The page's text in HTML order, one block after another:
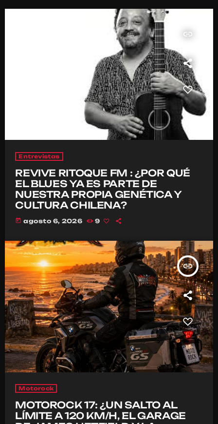
insert_link
Entrevistas
REVIVE RITOQUE FM : ¿POR QUÉ
EL BLUES YA ES PARTE DE
NUESTRA PROPIA GENÉTICA Y
CULTURA CHILENA?
today agosto 6, 2026 9
insert_link
Motorock
MOTOROCK 17: ¿UN SALTO AL
LÍMITE A 120 KM/H, EL GARAGE